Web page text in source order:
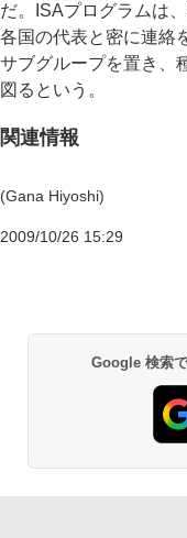
だ。ISAプログラムは
各国の代表と密に連絡
サブグループを置き、
図るという。
関連情報
(Gana Hiyoshi)
2009/10/26 15:29
Google 検索